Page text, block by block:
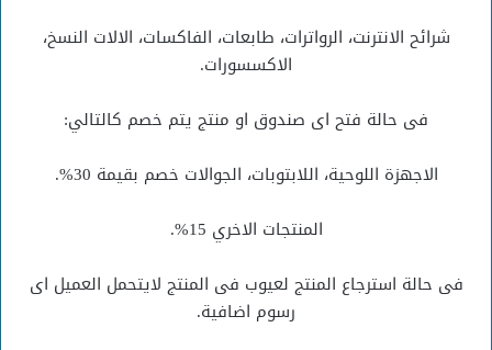
شرائح الانترنت، الرواترات، طابعات، الفاكسات، الالات النسخ،
الاكسسورات.
فى حالة فتح اى صندوق او منتج يتم خصم كالتالي:
الاجهزة اللوحية، اللابتوبات، الجوالات خصم بقيمة 30%.
المنتجات الاخري 15%.
فى حالة استرجاع المنتج لعيوب فى المنتج لايتحمل العميل اى
رسوم اضافية.